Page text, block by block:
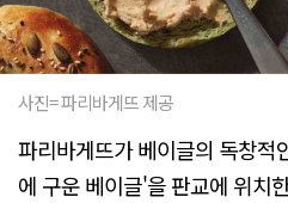
사진= 파리바게뜨 제공
파리바게뜨가 베이글의 독창적
에 구운 베이글'을 판교에 위치